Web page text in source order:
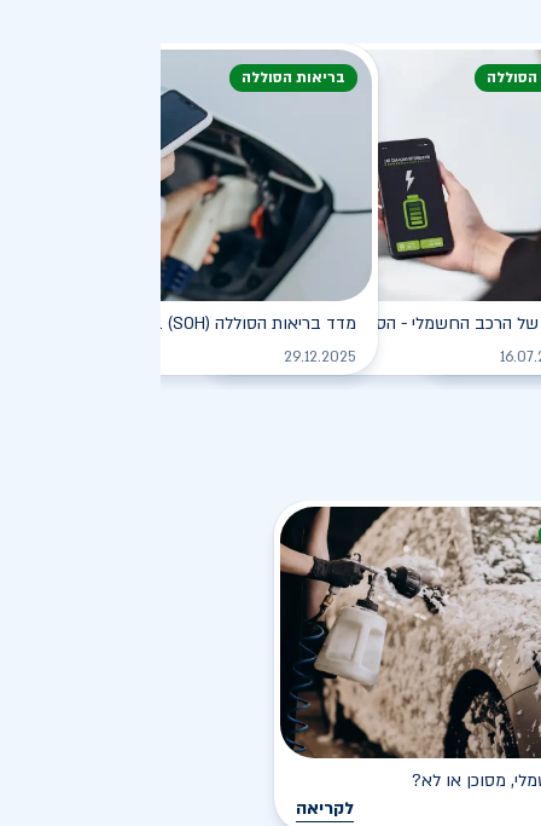
הסוללה
הרכב החשמלי - הסוללה
בריאות הסוללה
מדד בריאות הסוללה (SOH) ברכב חשמלי
29.12.2025
מסוכן או לא?
לקריאה